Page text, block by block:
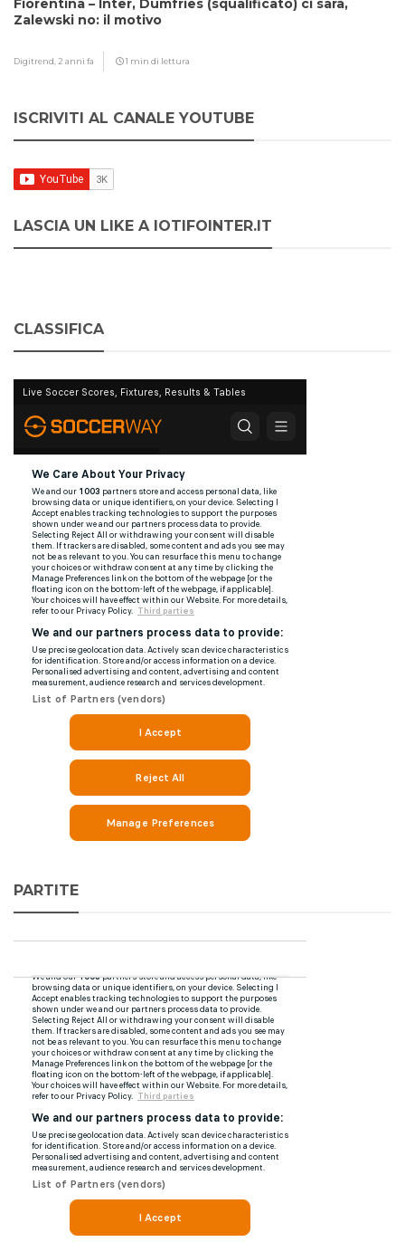
Fiorentina – Inter, Dumfries (squalificato) ci sarà,
Zalewski no: il motivo
Digitrend, 2 anni fa 1 min di lettura
ISCRIVITI AL CANALE YOUTUBE
LASCIA UN LIKE A IOTIFOINTER.IT
CLASSIFICA
PARTITE